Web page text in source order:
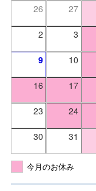
26 27
2 3
9 10
16 17
23 24
30 31
今月のお休み